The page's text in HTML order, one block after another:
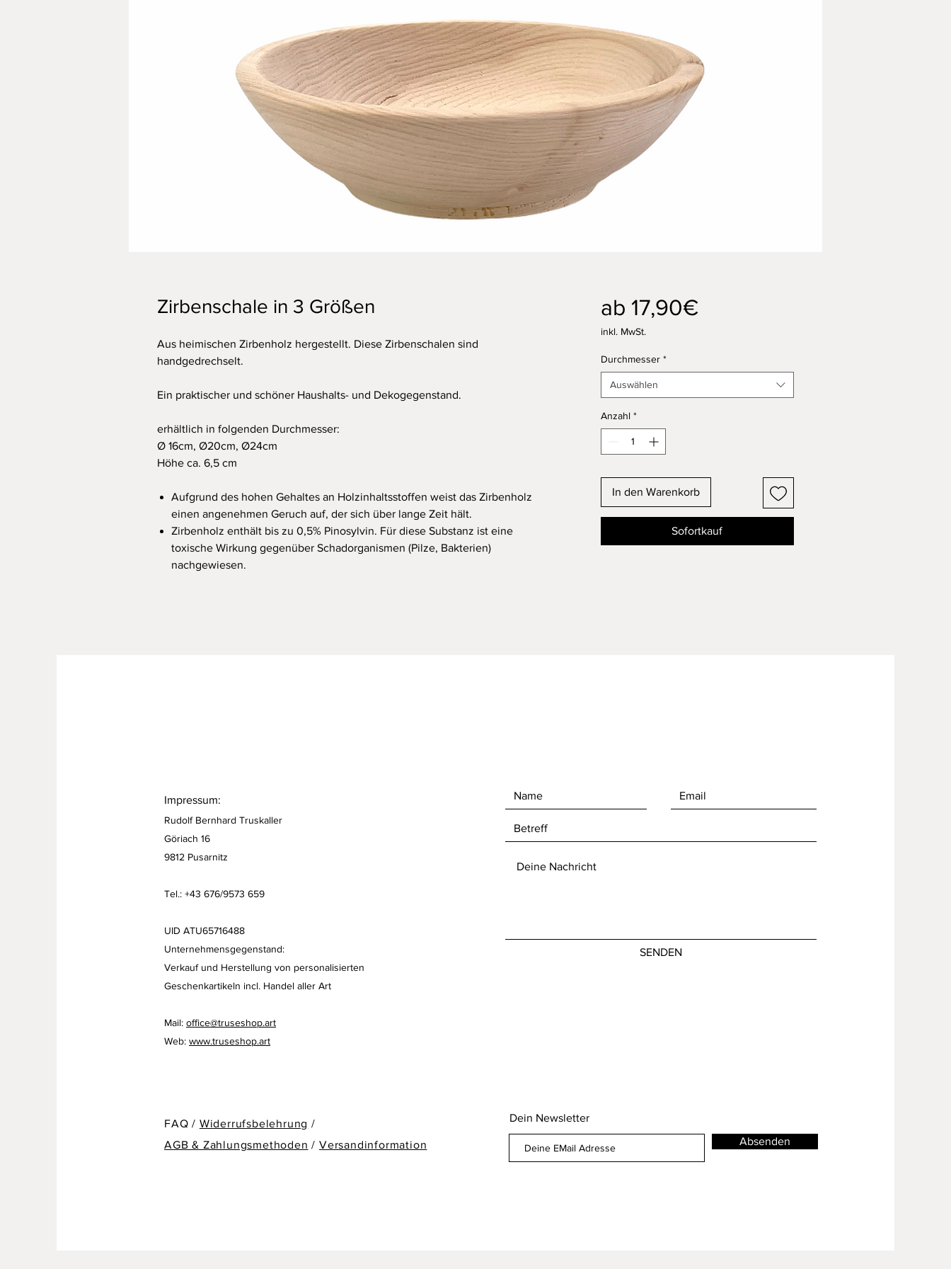
Zirbenschale in 3 Größen
Aus heimischen Zirbenholz hergestellt. Diese Zirbenschalen sind
handgedrechselt.
Ein praktischer und schöner Haushalts- und Dekogegenstand.
erhältlich in folgenden Durchmesser:
Ø 16cm, Ø20cm, Ø24cm
Höhe ca. 6,5 cm
Aufgrund des hohen Gehaltes an Holzinhaltsstoffen weist das Zirbenholz
einen angenehmen Geruch auf, der sich über lange Zeit hält.
Zirbenholz enthält bis zu 0,5% Pinosylvin. Für diese Substanz ist eine
toxische Wirkung gegenüber Schadorganismen (Pilze, Bakterien)
nachgewiesen.
ab 17,90€Sale-
inkl. MwSt.
Durchmesser *
Auswählen
Anzahl *
In den Warenkorb
Sofortkauf
Impressum:
Rudolf Bernhard Truskaller
Göriach 16
9812 Pusarnitz
Tel.: +43 676/9573 659
UID ATU65716488
Unternehmensgegenstand:
Verkauf und Herstellung von personalisierten
Geschenkartikeln incl. Handel aller Art
Mail: office@truseshop.art
Web: www.truseshop.art
SENDEN
FAQ / Widerrufsbelehrung /
AGB & Zahlungsmethoden /Versandinformation
Dein Newsletter
Absenden